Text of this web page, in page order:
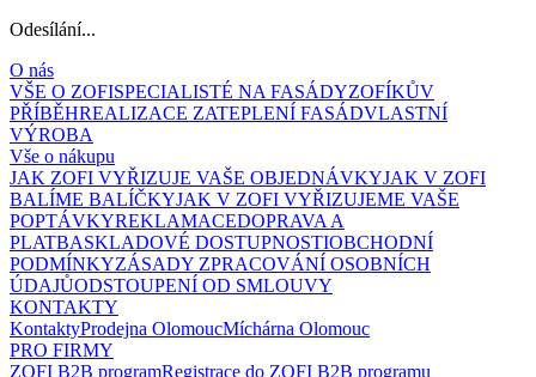
Odesílání...
O nás
VŠE O ZOFISPECIALISTÉ NA FASÁDYZOFÍKŮV
PŘÍBĚHREALIZACE ZATEPLENÍ FASÁDVLASTNÍ
VÝROBA
Vše o nákupu
JAK ZOFI VYŘIZUJE VAŠE OBJEDNÁVKYJAK V ZOFI
BALÍME BALÍČKYJAK V ZOFI VYŘIZUJEME VAŠE
POPTÁVKYREKLAMACEDOPRAVA A
PLATBASKLADOVÉ DOSTUPNOSTIOBCHODNÍ
PODMÍNKYZÁSADY ZPRACOVÁNÍ OSOBNÍCH
ÚDAJŮODSTOUPENÍ OD SMLOUVY
KONTAKTY
KontaktyProdejna OlomoucMíchárna Olomouc
PRO FIRMY
ZOFI B2B programRegistrace do ZOFI B2B programu